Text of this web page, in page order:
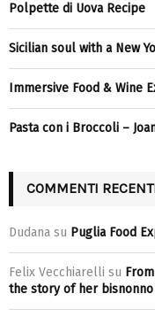
Polpette di Uova Recipe
Sicilian soul with a New
Immersive Food & Wine
Pasta con i Broccoli –
COMMENTI
Dudana su Puglia Food
Felix Vecchiarelli su
the story of her bisnonno